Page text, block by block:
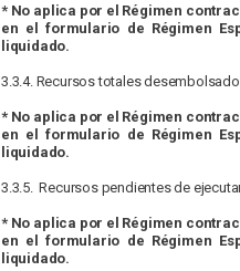
* No aplica por el Régimen
en el formulario de Régimen
liquidado.
3.3.4. Recursos totales
* No aplica por el Régimen
en el formulario de Régimen
liquidado.
3.3.5. Recursos pendientes de
* No aplica por el Régimen
en el formulario de Régimen
liquidado.